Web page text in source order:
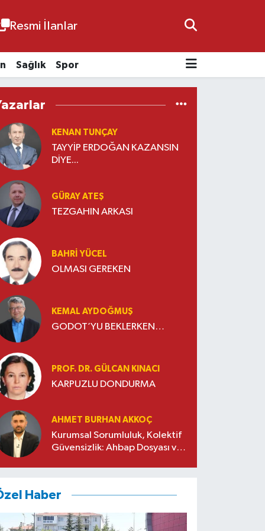
Resmi İlanlar
Sağlık Spor
KENAN TUNÇAY
TAYYİP ERDOĞAN KAZANSIN
DİYE...
GÜRAY ATEŞ
TEZGAHIN ARKASI
BAHRI YÜCEL
OLMASI GEREKEN
KEMAL AYDOĞMUŞ
GODOT’YU BEKLERKEN…
PROF. DR. GÜLCAN KINACI
KARPUZLU DONDURMA
AHMET BURHAN AKKOÇ
Kurumsal Sorumluluk, Kolektif
Güvensizlik: Ahbap Dosyası ve
Haber